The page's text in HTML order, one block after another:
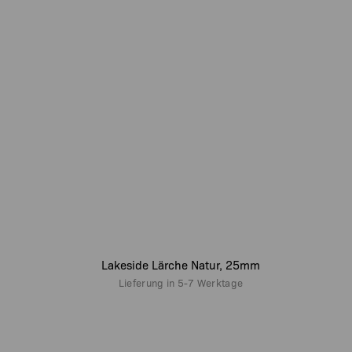
Lakeside Lärche Natur, 25mm
Lieferung in 5-7 Werktage